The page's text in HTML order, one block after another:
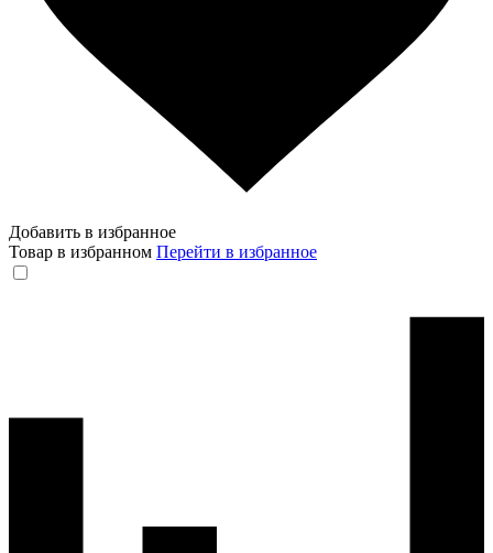
Добавить в избранное
Товар в избранном Перейти в избранное